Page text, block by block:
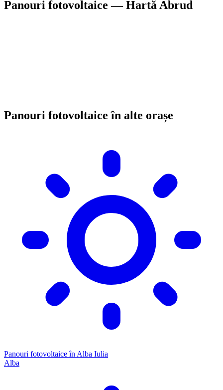
Panouri fotovoltaice — Hartă Abrud
Panouri fotovoltaice în alte orașe
Panouri fotovoltaice în Alba Iulia
Alba